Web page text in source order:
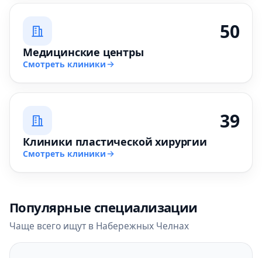
50
Медицинские центры
Смотреть клиники
39
Клиники пластической хирургии
Смотреть клиники
Популярные специализации
Чаще всего ищут в Набережных Челнах